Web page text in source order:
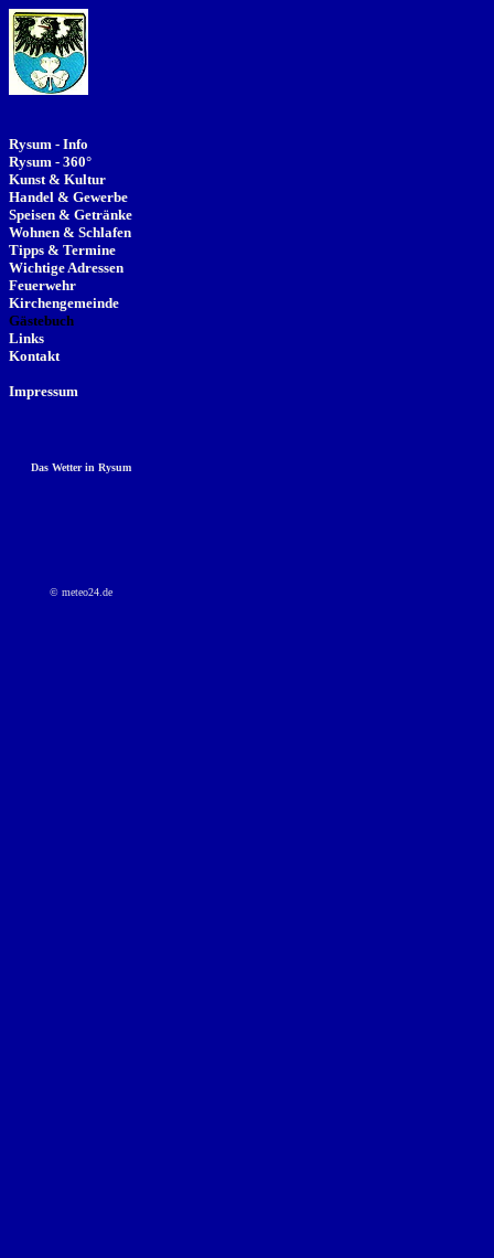
Rysum - Info
Rysum - 360°
Kunst & Kultur
Handel & Gewerbe
Speisen & Getränke
Wohnen & Schlafen
Tipps & Termine
Wichtige Adressen
Feuerwehr
Kirchengemeinde
Gästebuch
Links
Kontakt
Impressum
Das Wetter in Rysum
© meteo24.de